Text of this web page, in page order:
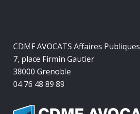
CDMF AVOCATS Affaires Publiques
7, place Firmin Gautier
38000 Grenoble
04 76 48 89 89